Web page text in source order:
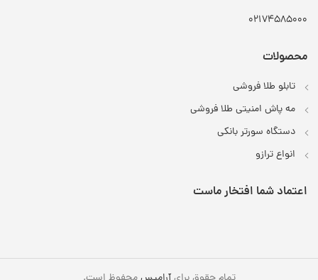
02174585000
محصولات
تابلو طلا فروشی
مه پاش امنیتی طلا فروشی
دستگاه سورتر بانکی
انواع ترازو
اعتماد شما افتخار ماست